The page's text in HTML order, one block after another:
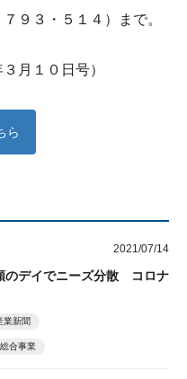
９３・５１４）まで。
月１０日号）
ら
2021/07/14
のデイでニーズ分散 コロナ
業新聞
合事業